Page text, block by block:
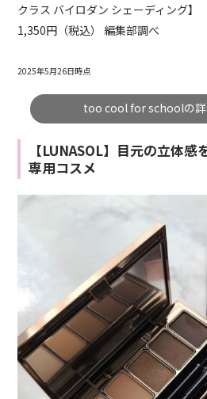
クラス バイロダン シェーディング】
1,350円（税込） 編集部調べ
2025年5月26日時点
too cool for schoolの詳
【LUNASOL】目元の立体
専用コスメ